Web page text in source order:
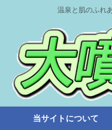
温泉と肌のふれ
当サイトについて